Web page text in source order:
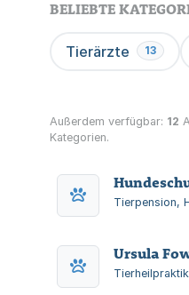
BELIEBTE
Tierärzte 13
Außerdem verfügbar: 12
Kategorien.
Tierpension,